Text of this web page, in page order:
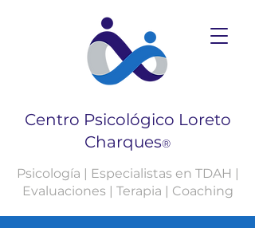
Centro Psicológico Loreto
Charques®
Psicología | Especialistas en TDAH |
Evaluaciones | Terapia | Coaching